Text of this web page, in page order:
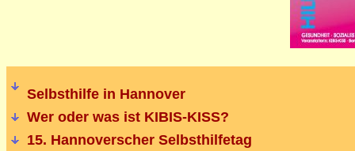
Selbsthilfe in Hannover
Wer oder was ist KIBIS-KISS?
15. Hannoverscher Selbsthilfetag